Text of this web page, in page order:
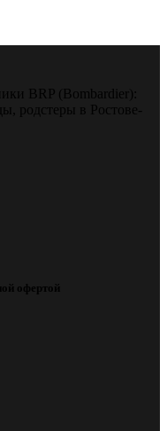
BRP (Bombardier):
родстеры в Ростове-
офертой